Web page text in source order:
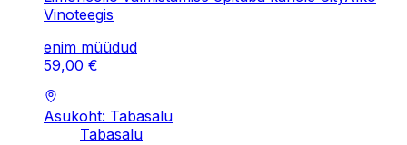
Vinoteegis
enim müüdud
59,00 €
Asukoht: Tabasalu
Tabasalu